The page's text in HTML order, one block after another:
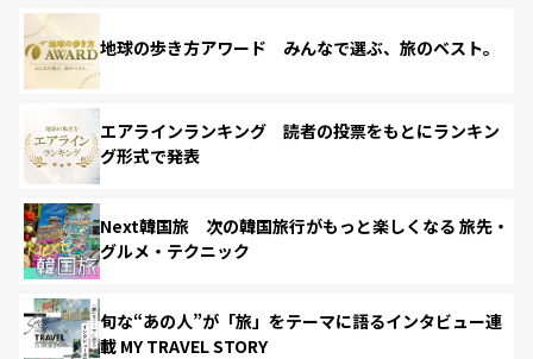
地球の歩き方アワード みんなで選ぶ、旅のベスト。
エアラインランキング 読者の投票をもとにランキン
グ形式で発表
Next韓国旅 次の韓国旅行がもっと楽しくなる 旅先・
グルメ・テクニック
旬な“あの人”が「旅」をテーマに語るインタビュー連
載 MY TRAVEL STORY